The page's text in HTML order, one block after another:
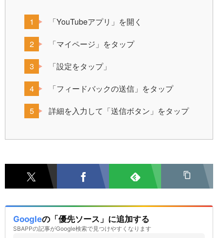
「YouTubeアプリ」を開く
「マイページ」をタップ
「設定をタップ」
「フィードバックの送信」をタップ
詳細を入力して「送信ボタン」をタップ
Googleの「優先ソース」に追加する
SBAPPの記事がGoogle検索で見つけやすくなります